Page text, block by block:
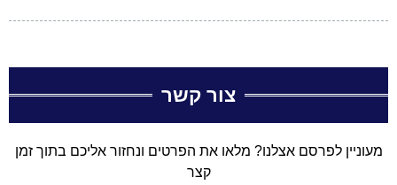
צור קשר
מעוניין לפרסם אצלנו? מלאו את הפרטים ונחזור אליכם בתוך זמן
קצר